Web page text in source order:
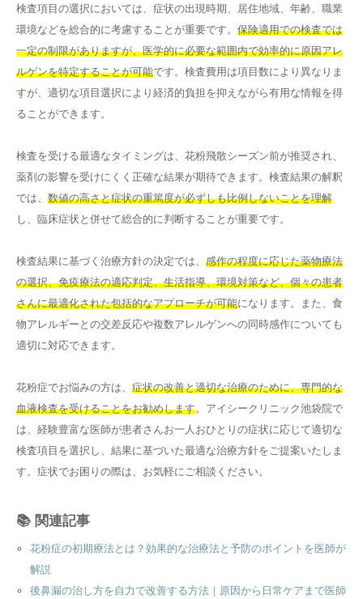
検査項目の選択においては、症状の出現時期、居住地域、年齢、職業
環境などを総合的に考慮することが重要です。 保険適用での検査では
一定の制限がありますが、医学的に必要な範囲内で効率的に原因アレ
ルゲンを特定することが可能です。検査費用は項目数により異なりま
すが、適切な項目選択により経済的負担を抑えながら有用な情報を得
ることができます。
検査を受ける最適なタイミングは、花粉飛散シーズン前が推奨され、
薬剤の影響を受けにくく正確な結果が期待できます。検査結果の解釈
では、 数値の高さと症状の重篤度が必ずしも比例しないことを理解
し、臨床症状と併せて総合的に判断することが重要です。
検査結果に基づく治療方針の決定では、 感作の程度に応じた薬物療法
の選択、免疫療法の適応判定、生活指導、環境対策など、個々の患者
さんに最適化された包括的なアプローチが可能になります。また、食
物アレルギーとの交差反応や複数アレルゲンへの同時感作についても
適切に対応できます。
花粉症でお悩みの方は、 症状の改善と適切な治療のために、専門的な
血液検査を受けることをお勧めします。アイシークリニック池袋院で
は、経験豊富な医師が患者さんお一人おひとりの症状に応じて適切な
検査項目を選択し、結果に基づいた最適な治療方針をご提案いたしま
す。症状でお困りの際は、お気軽にご相談ください。
📚 関連記事
花粉症の初期療法とは？効果的な治療法と予防のポイントを医師が
解説
後鼻漏の治し方を自力で改善する方法｜原因から日常ケアまで医師